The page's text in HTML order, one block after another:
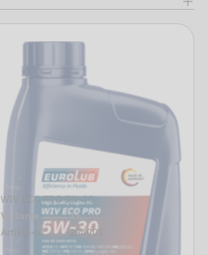
WIV ECO PRO 5W-30
Variante
1 L
Artikel-Nr.
254001